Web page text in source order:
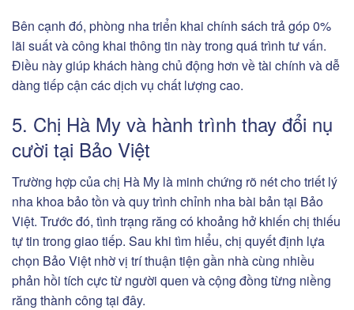
Bên cạnh đó, phòng nha triển khai chính sách trả góp 0%
lãi suất và công khai thông tin này trong quá trình tư vấn.
Điều này giúp khách hàng chủ động hơn về tài chính và dễ
dàng tiếp cận các dịch vụ chất lượng cao.
5. Chị Hà My và hành trình thay đổi nụ
cười tại Bảo Việt
Trường hợp của chị Hà My là minh chứng rõ nét cho triết lý
nha khoa bảo tồn và quy trình chỉnh nha bài bản tại Bảo
Việt. Trước đó, tình trạng răng có khoảng hở khiến chị thiếu
tự tin trong giao tiếp. Sau khi tìm hiểu, chị quyết định lựa
chọn Bảo Việt nhờ vị trí thuận tiện gần nhà cùng nhiều
phản hồi tích cực từ người quen và cộng đồng từng niềng
răng thành công tại đây.